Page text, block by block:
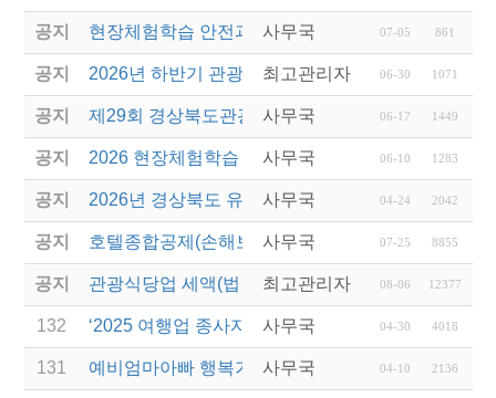
공지 현장체험학습 안전과정(신규/재강습) 안내
사무국 07-05 861
공지 2026년 하반기 관광진흥개발기금 융자 시행 안내
최고관리자 06-30 1071
공지 제29회 경상북도관광기념품공모전 개최
사무국 06-17 1449
공지 2026 현장체험학습 안전과정(신규.재강습)
사무국 06-10 1283
공지 2026년 경상북도 유니크베뉴를 활용한 MICE행사
사무국 04-24 2042
공지 호텔종합공제(손해보험) 서비스 안내
사무국 07-25 8855
공지 관광식당업 세액(법인세 및 소득세)감면 제도 안내
최고관리자 08-06 12377
132 ‘2025 여행업 종사자 직무역량 강화 교육’ 교육생 모
사무국 04-30 4018
131 예비엄마아빠 행복가족여행 전담여행사 선정 결과
사무국 04-10 2136